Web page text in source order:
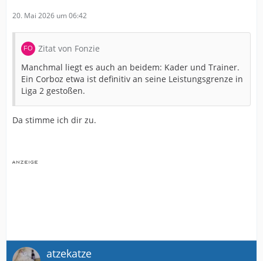
20. Mai 2026 um 06:42
Zitat von Fonzie
Manchmal liegt es auch an beidem: Kader und Trainer.
Ein Corboz etwa ist definitiv an seine Leistungsgrenze in
Liga 2 gestoßen.
Da stimme ich dir zu.
atzekatze